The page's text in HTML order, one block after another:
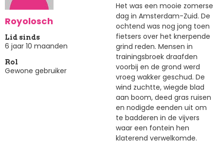
Royolosch
Lid sinds
6 jaar 10 maanden
Rol
Gewone gebruiker
Het was een mooie zomerse
dag in Amsterdam-Zuid. De
ochtend was nog jong toen
fietsers over het knerpende
grind reden. Mensen in
trainingsbroek draafden
voorbij en de grond werd
vroeg wakker geschud. De
wind zuchtte, wiegde blad
aan boom, deed gras ruisen
en nodigde eenden uit om
te badderen in de vijvers
waar een fontein hen
klaterend verwelkomde.